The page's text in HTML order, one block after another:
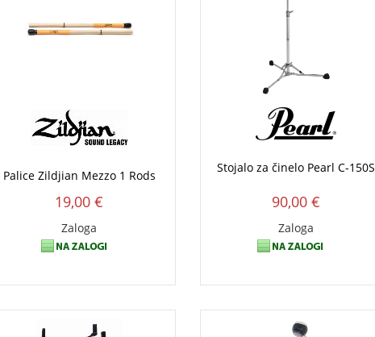
Palice Zildjian Mezzo 1 Rods
19,00 €
Zaloga
Stojalo za činelo Pearl C-150S
90,00 €
Zaloga